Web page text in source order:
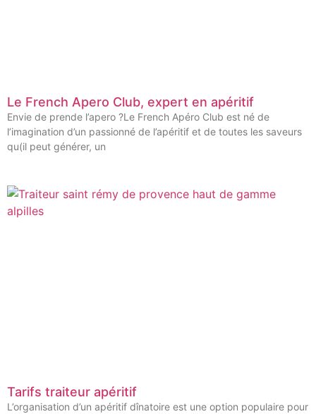
Le French Apero Club, expert en apéritif
Envie de prende l’apero ?Le French Apéro Club est né de
l’imagination d’un passionné de l’apéritif et de toutes les saveurs
qu(il peut générer, un
Tarifs traiteur apéritif
L’organisation d’un apéritif dînatoire est une option populaire pour